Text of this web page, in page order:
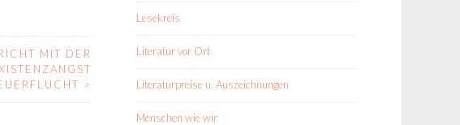
MIT DER
>
Lesekreis
Literatur vor Ort
Literaturpreise u. Auszeichnungen
Menschen wie wir